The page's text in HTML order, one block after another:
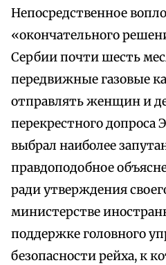
Непосредственное
«окончательного
Сербии почти шесть
передвижные газовые
отправлять женщин и
перекрестного допроса
выбрал наиболее
правдоподобное
ради утверждения
министерстве
поддержке головного
безопасности рейха, к